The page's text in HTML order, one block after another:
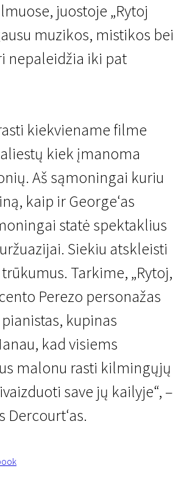
juostoje „Rytoj
muzikos, mistikos bei
nepaleidžia iki pat
kiekviename filme
kiek įmanoma
Aš sąmoningai kuriu
kaip ir George‘as
statė spektaklius
Siekiu atskleisti
Tarkime, „Rytoj,
Perezo personažas
kupinas
kad visiems
malonu rasti kilmingųjų
save jų kailyje“, –
Dercourt‘as.